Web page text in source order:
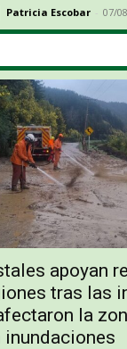
Patricia Escobar - 07/
apoyan
tras las
la